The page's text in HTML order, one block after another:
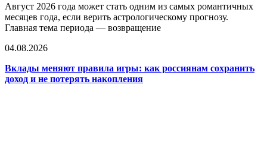
Август 2026 года может стать одним из самых романтичных
месяцев года, если верить астрологическому прогнозу.
Главная тема периода — возвращение
04.08.2026
Вклады меняют правила игры: как россиянам сохранить
доход и не потерять накопления